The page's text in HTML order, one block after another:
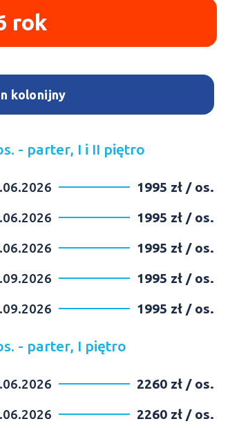
rok
kolonijny
- parter, I i II piętro
1995 zł / os.
1995 zł / os.
1995 zł / os.
1995 zł / os.
1995 zł / os.
- parter, I piętro
2260 zł / os.
2260 zł / os.